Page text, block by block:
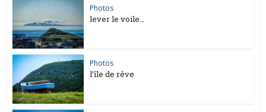
Photos
lever le voile…
Photos
l’île de rêve